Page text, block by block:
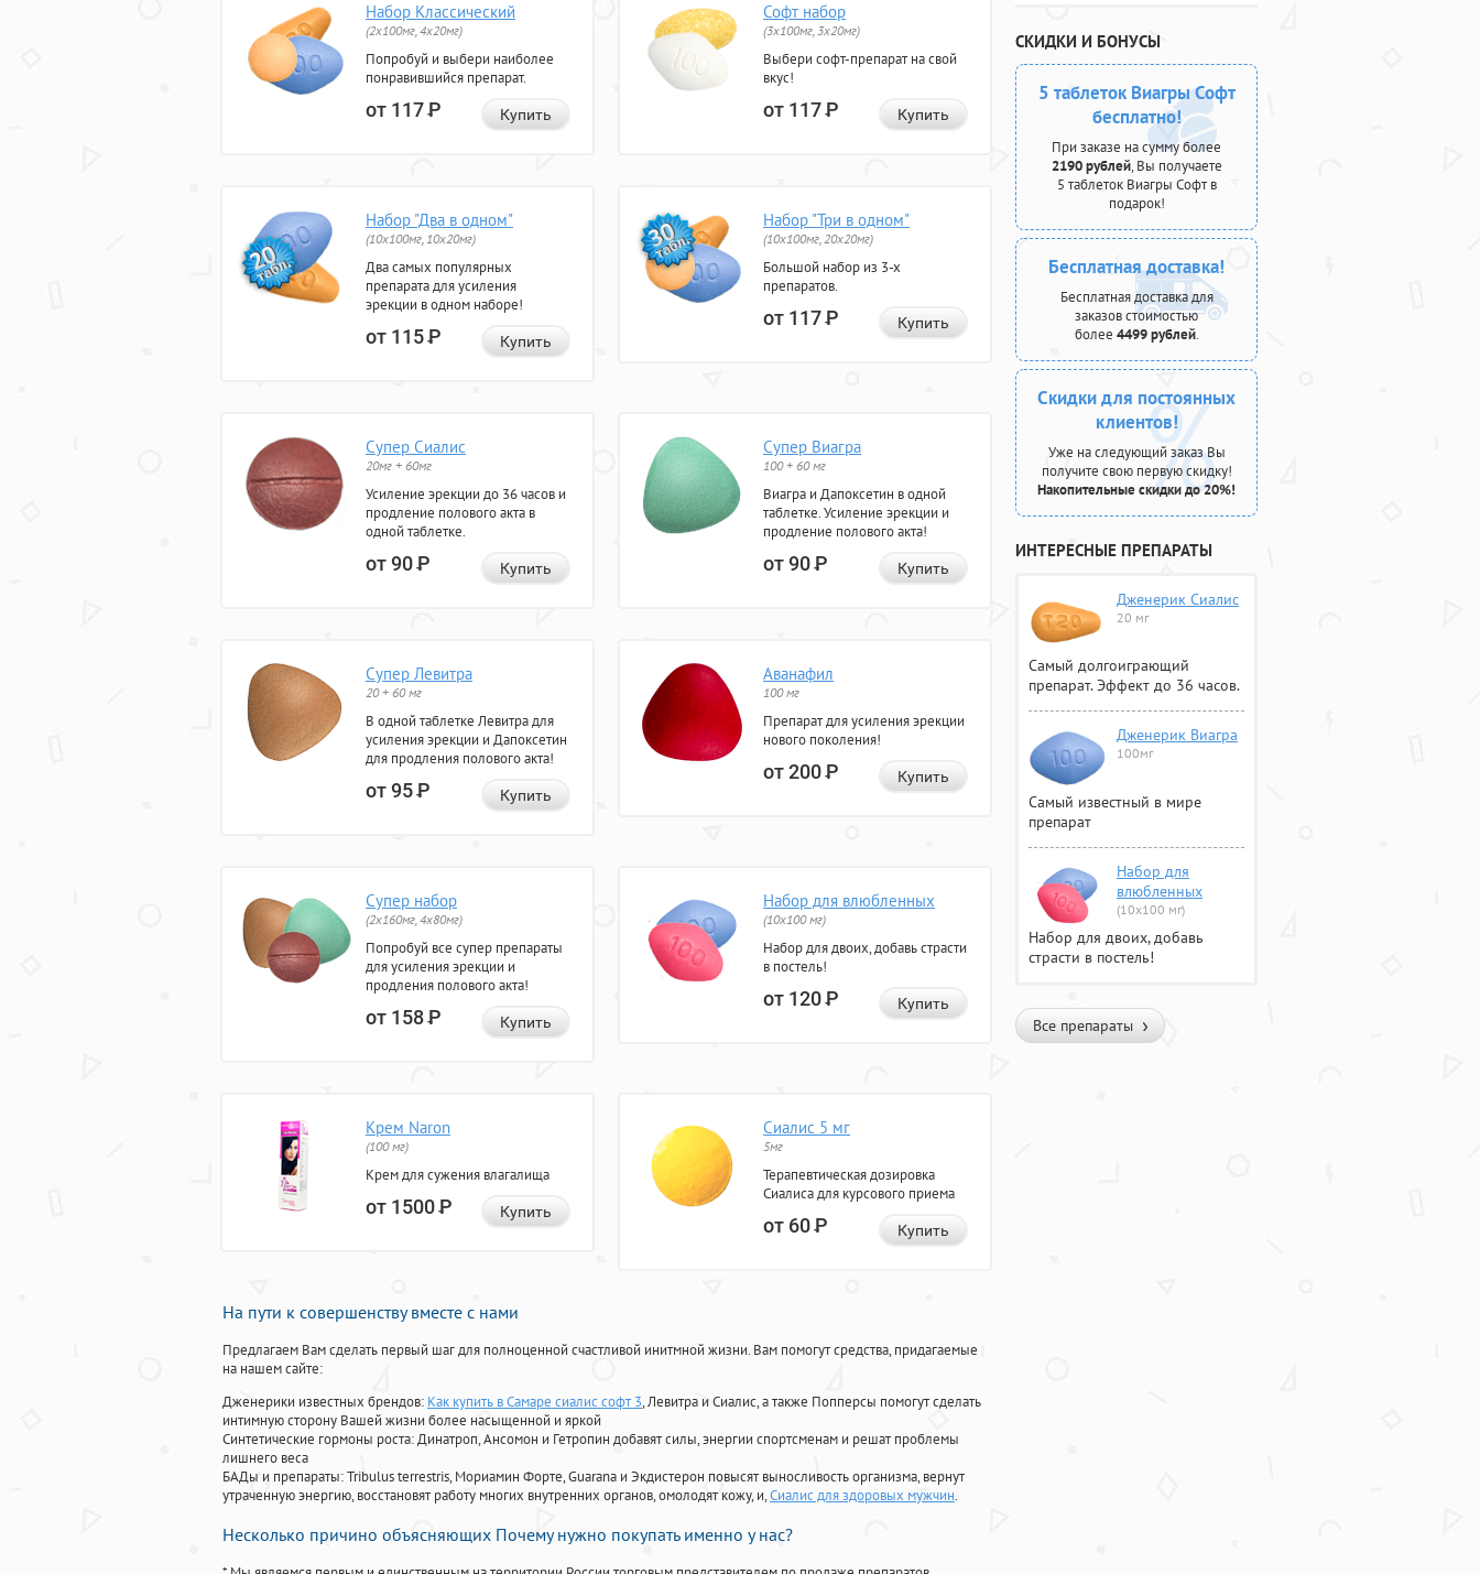
Набор Классический
(2x100мг, 4x20мг)
Попробуй и выбери наиболее
понравившийся препарат.
от 117Р Купить
Софт набор
(3x100мг, 3x20мг)
Выбери софт-препарат на свой
вкус!
от 117Р Купить
Набор "Два в одном"
(10x100мг, 10x20мг)
Два самых популярных
препарата для усиления
эрекции в одном наборе!
от 115Р Купить
Набор "Три в одном"
(10x100мг, 20x20мг)
Большой набор из 3-х
препаратов.
от 117Р Купить
Супер Сиалис
20мг + 60мг
Усиление эрекции до 36 часов и
продление полового акта в
одной таблетке.
от 90Р Купить
Супер Виагра
100 + 60 мг
Виагра и Дапоксетин в одной
таблетке. Усиление эрекции и
продление полового акта!
от 90Р Купить
Супер Левитра
20 + 60 мг
В одной таблетке Левитра для
усиления эрекции и Дапоксетин
для продления полового акта!
от 95Р Купить
Аванафил
100 мг
Препарат для усиления эрекции
нового поколения!
от 200Р Купить
Супер набор
(2х160мг, 4х80мг)
Попробуй все супер препараты
для усиления эрекции и
продления полового акта!
от 158Р Купить
Набор для влюбленных
(10х100 мг)
Набор для двоих, добавь страсти
в постель!
от 120Р Купить
Крем Naron
(100 мг)
Крем для сужения влагалища
от 1500Р Купить
Сиалис 5 мг
5мг
Терапевтическая дозировка
Сиалиса для курсового приема
от 60Р Купить
На пути к совершенству вместе с нами
Предлагаем Вам сделать первый шаг для полноценной счастливой инитмной жизни. Вам помогут средства, придагаемые
на нашем сайте:
Дженерики известных брендов: Как купить в Самаре сиалис софт 3, Левитра и Сиалис, а также Попперсы помогут сделать
интимную сторону Вашей жизни более насыщенной и яркой
Синтетические гормоны роста: Динатроп, Ансомон и Гетропин добавят силы, энергии спортсменам и решат проблемы
лишнего веса
БАДы и препараты:Tribulus terrestris, Мориамин Форте, Guarana и Экдистерон повысят выносливость организма, вернут
утраченную энергию, восстановят работу многих внутренних органов, омолодят кожу, и,Сиалис для здоровых мужчин.
Несколько причино объясняющих Почему нужно покупать именно у нас?
СКИДКИ И БОНУСЫ
5 таблеток Виагры Софт
бесплатно!
При заказе на сумму более
2190 рублей, Вы получаете
5 таблеток Виагры Софт в
подарок!
Бесплатная доставка!
Бесплатная доставка для
заказов стоимостью
более 4499 рублей.
Скидки для постоянных
клиентов!
Уже на следующий заказ Вы
получите свою первую скидку!
Накопительные скидки до 20%!
ИНТЕРЕСНЫЕ ПРЕПАРАТЫ
Дженерик Сиалис
20 мг
Самый долгоиграющий
препарат. Эффект до 36 часов.
Дженерик Виагра
100мг
Самый известный в мире
препарат
Набор для
влюбленных
(10х100 мг)
Набор для двоих, добавь
страсти в постель!
Все препараты